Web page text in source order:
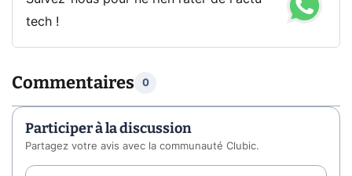
tech !
Commentaires 0
Participer à la discussion
Partagez votre avis avec la communauté Clubic.